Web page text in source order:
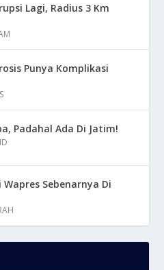
Lagi, Radius 3 Km
Punya Komplikasi
Padahal Ada Di Jatim!
Wapres Sebenarnya Di